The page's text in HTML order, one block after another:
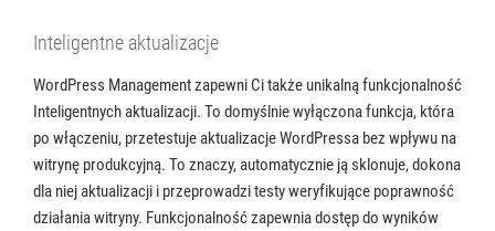
Inteligentne aktualizacje
WordPress Management zapewni Ci także unikalną funkcjonalność
Inteligentnych aktualizacji. To domyślnie wyłączona funkcja, która
po włączeniu, przetestuje aktualizacje WordPressa bez wpływu na
witrynę produkcyjną. To znaczy, automatycznie ją sklonuje, dokona
dla niej aktualizacji i przeprowadzi testy weryfikujące poprawność
działania witryny. Funkcjonalność zapewnia dostęp do wyników